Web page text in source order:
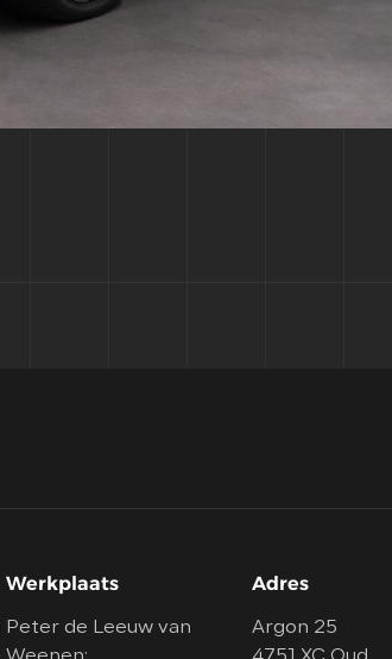
Werkplaats
Peter de Leeuw van
Adres
Argon 25